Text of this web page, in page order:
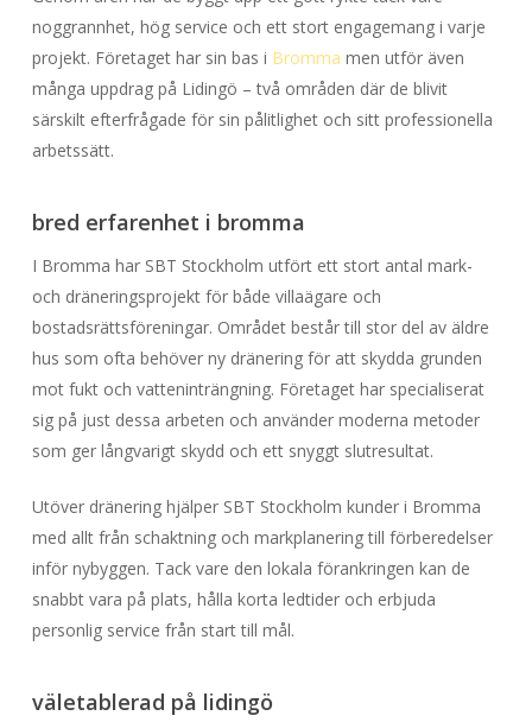
noggrannhet, hög service och ett stort engagemang i varje
projekt. Företaget har sin bas i Bromma men utför även
många uppdrag på Lidingö – två områden där de blivit
särskilt efterfrågade för sin pålitlighet och sitt professionella
arbetssätt.
bred erfarenhet i bromma
I Bromma har SBT Stockholm utfört ett stort antal mark-
och dräneringsprojekt för både villaägare och
bostadsrättsföreningar. Området består till stor del av äldre
hus som ofta behöver ny dränering för att skydda grunden
mot fukt och vatteninträngning. Företaget har specialiserat
sig på just dessa arbeten och använder moderna metoder
som ger långvarigt skydd och ett snyggt slutresultat.
Utöver dränering hjälper SBT Stockholm kunder i Bromma
med allt från schaktning och markplanering till förberedelser
inför nybyggen. Tack vare den lokala förankringen kan de
snabbt vara på plats, hålla korta ledtider och erbjuda
personlig service från start till mål.
väletablerad på lidingö